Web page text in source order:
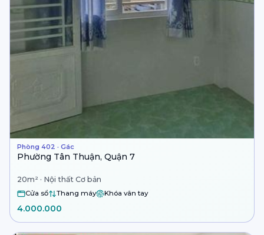
Phòng 402 · Gác
Phường Tân Thuận, Quận 7
20m² · Nội thất Cơ bản
Cửa sổ Thang máy Khóa vân tay
4.000.000